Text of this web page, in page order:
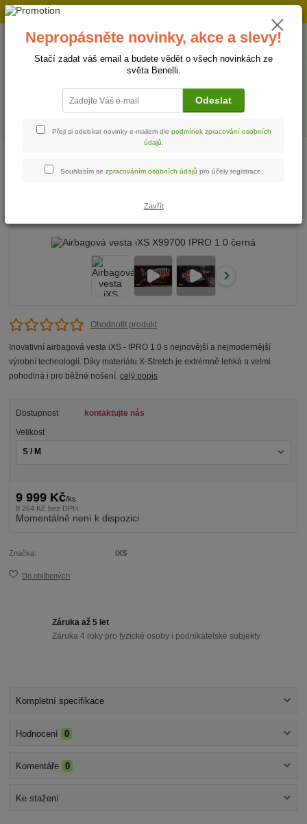
+420 728 500 481
Po-Pá 8:00 - 17:00
0
za 0 Kč
Ohodnotit produkt
Inovativní airbagová vesta iXS - IPRO 1.0 s nejnovější a nejmodernější
výrobní technologií. Díky materiálu X-Stretch je extrémně lehká a velmi
pohodlná i pro běžné nošení.celý popis
Dostupnost kontaktujte nás
Velikost
9 999 Kč/ks
8 264 Kč bez DPH
Momentálně není k dispozici
Značka: IXS
Do oblíbených
Záruka až 5 let
Záruka 4 roky pro fyzické osoby i podnikatelské subjekty
Kompletní specifikace
Hodnocení 0
Komentáře 0
Ke stažení
Nepropásněte novinky, akce a slevy!
Stačí zadat váš email a budete vědět o všech novinkách ze
světa Benelli.
Odeslat
Přeji si odebírat novinky e-mailem dle podmínek zpracování osobních
údajů
Souhlasím se zpracováním osobních údajů pro účely registrace.
Zavřít